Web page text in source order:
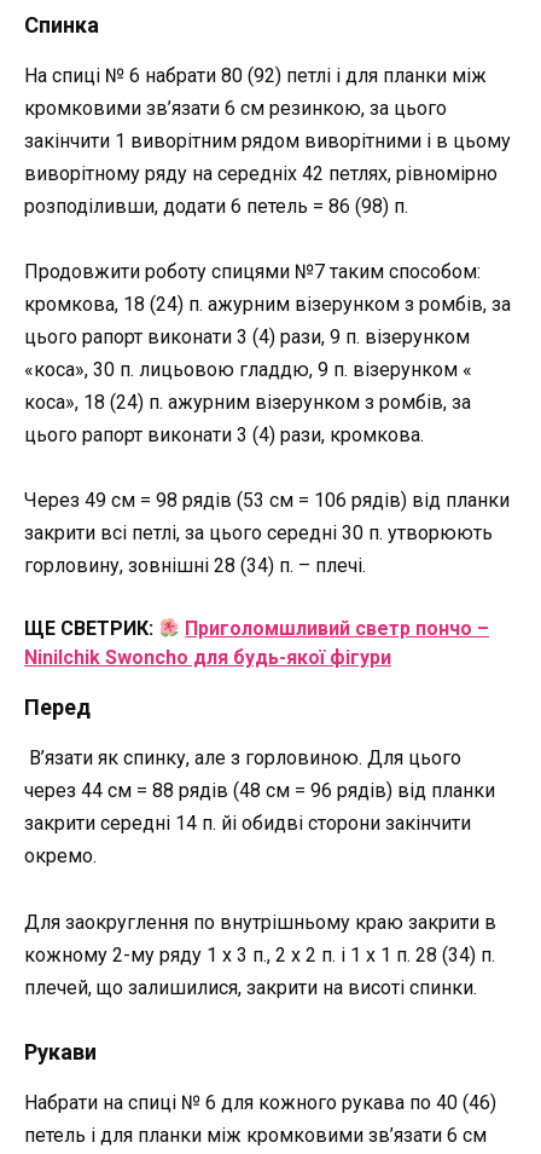
Спинка
На спиці № 6 набрати 80 (92) петлі і для планки між
кромковими зв’язати 6 см резинкою, за цього
закінчити 1 виворітним рядом виворітними і в цьому
виворітному ряду на середніх 42 петлях, рівномірно
розподіливши, додати 6 петель = 86 (98) п.
Продовжити роботу спицями №7 таким способом:
кромкова, 18 (24) п. ажурним візерунком з ромбів, за
цього рапорт виконати 3 (4) рази, 9 п. візерунком
«коса», 30 п. лицьовою гладдю, 9 п. візерунком «
коса», 18 (24) п. ажурним візерунком з ромбів, за
цього рапорт виконати 3 (4) рази, кромкова.
Через 49 см = 98 рядів (53 см = 106 рядів) від планки
закрити всі петлі, за цього середні 30 п. утворюють
горловину, зовнішні 28 (34) п. – плечі.
ЩЕ СВЕТРИК:
Приголомшливий светр пончо –
Ninilchik Swoncho для будь-якої фігури
Перед
В’язати як спинку, але з горловиною. Для цього
через 44 см = 88 рядів (48 см = 96 рядів) від планки
закрити середні 14 п. йі обидві сторони закінчити
окремо.
Для заокруглення по внутрішньому краю закрити в
кожному 2-му ряду 1 x 3 п., 2 x 2 п. і 1 x 1 п. 28 (34) п.
плечей, що залишилися, закрити на висоті спинки.
Рукави
Набрати на спиці № 6 для кожного рукава по 40 (46)
петель і для планки між кромковими зв’язати 6 см